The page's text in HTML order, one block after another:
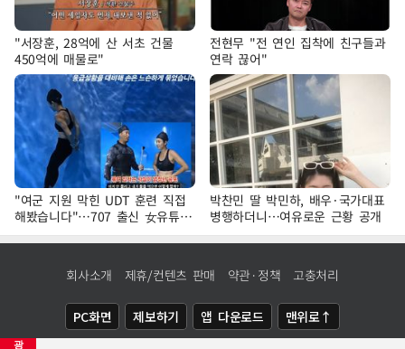
광
"서장훈, 28억에 산 서초 건물
450억에 매물로"
전현무 "전 연인 집착에 친구들과
연락 끊어"
"여군 지원 막힌 UDT 훈련 직접
해봤습니다"…707 출신 女유튜버
'완벽 소화'
박찬민 딸 박민하, 배우·국가대표
병행하더니…여유로운 근황 공개
회사소개 제휴/컨텐츠 판매 약관·정책 고충처리
PC화면 제보하기 앱 다운로드 맨위로↑